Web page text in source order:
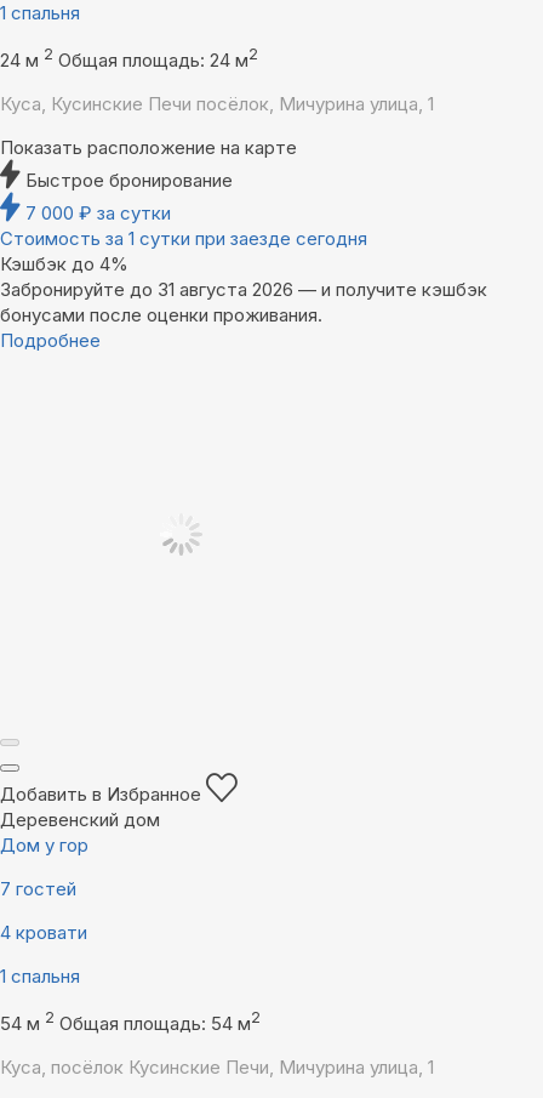
1 спальня
24 м 2 Общая площадь: 24 м2
Куса, Кусинские Печи посёлок, Мичурина улица, 1
Показать расположение на карте
Быстрое бронирование
7 000 ₽ за сутки
Стоимость за 1 сутки при заезде сегодня
Кэшбэк до 4%
Забронируйте до 31 августа 2026 — и получите кэшбэк
бонусами после оценки проживания.
Подробнее
Добавить в Избранное
Деревенский дом
Дом у гор
7 гостей
4 кровати
1 спальня
54 м 2 Общая площадь: 54 м2
Куса, посёлок Кусинские Печи, Мичурина улица, 1